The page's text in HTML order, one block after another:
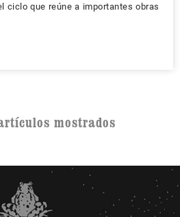
ciclo que reúne a importantes obras
mostrados